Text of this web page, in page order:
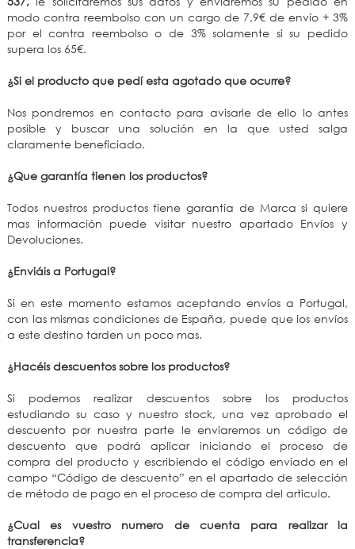
modo contra reembolso con un cargo de 7,9€ de envío + 3%
por el contra reembolso o de 3% solamente si su pedido
supera los 65€.
¿Si el producto que pedí esta agotado que ocurre?
Nos pondremos en contacto para avisarle de ello lo antes
posible y buscar una solución en la que usted salga
claramente beneficiado.
¿Que garantía tienen los productos?
Todos nuestros productos tiene garantía de Marca si quiere
mas información puede visitar nuestro apartado Envíos y
Devoluciones.
¿Enviáis a Portugal?
Si en este momento estamos aceptando envíos a Portugal,
con las mismas condiciones de España, puede que los envíos
a este destino tarden un poco mas.
¿Hacéis descuentos sobre los productos?
Si podemos realizar descuentos sobre los productos
estudiando su caso y nuestro stock, una vez aprobado el
descuento por nuestra parte le enviaremos un código de
descuento que podrá aplicar iniciando el proceso de
compra del producto y escribiendo el código enviado en el
campo “Código de descuento” en el apartado de selección
de método de pago en el proceso de compra del articulo.
¿Cual es vuestro numero de cuenta para realizar la
transferencia?